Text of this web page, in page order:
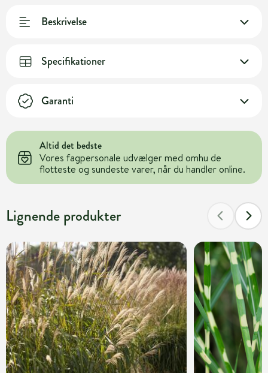
Beskrivelse
Specifikationer
Garanti
Altid det bedste
Vores fagpersonale udvælger med omhu de
flotteste og sundeste varer, når du handler online.
Lignende produkter